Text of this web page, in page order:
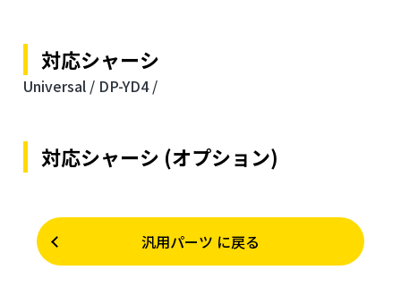
対応シャーシ
Universal / DP-YD4 /
対応シャーシ (オプション)
汎用パーツ に戻る